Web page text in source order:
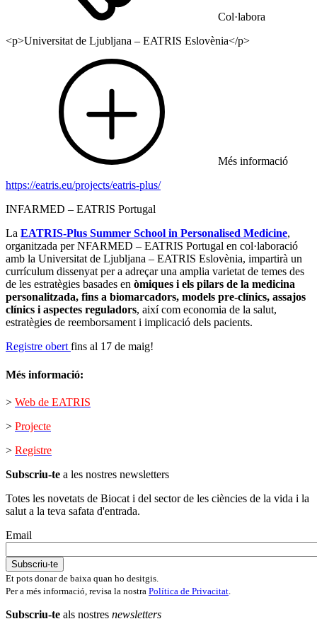
Col·labora
<p>Universitat de Ljubljana – EATRIS Eslovènia</p>
Més informació
https://eatris.eu/projects/eatris-plus/
INFARMED – EATRIS Portugal
La EATRIS-Plus Summer School in Personalised Medicine,
organitzada per NFARMED – EATRIS Portugal en col·laboració
amb la Universitat de Ljubljana – EATRIS Eslovènia, impartirà un
currículum dissenyat per a adreçar una amplia varietat de temes des
de les estratègies basades en òmiques i els pilars de la medicina
personalitzada, fins a biomarcadors, models pre-clínics, assajos
clínics i aspectes reguladors, així com economia de la salut,
estratègies de reemborsament i implicació dels pacients.
Registre obertfins al 17 de maig!
Més informació:
> Web de EATRIS
> Projecte
> Registre
Subscriu-te a les nostres newsletters
Totes les novetats de Biocat i del sector de les ciències de la vida i la
salut a la teva safata d'entrada.
Email
Et pots donar de baixa quan ho desitgis.
Per a més informació, revisa la nostra Política de Privacitat
Subscriu-te als nostres newsletters